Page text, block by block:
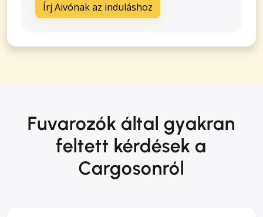
Írj Aivónak az induláshoz
Fuvarozók által gyakran
feltett kérdések a
Cargosonról